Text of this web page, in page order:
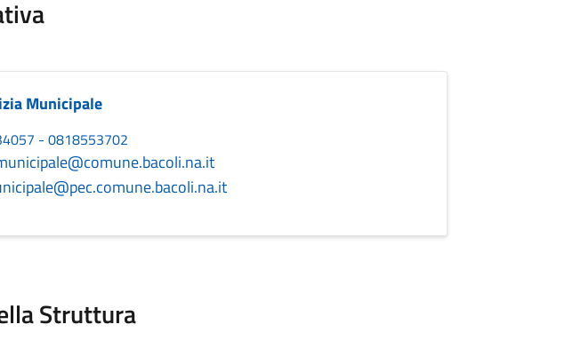
Municipale
- 0818553702
Struttura